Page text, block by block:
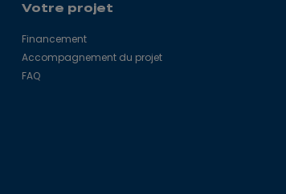
Votre projet
Financement
Accompagnement du projet
FAQ